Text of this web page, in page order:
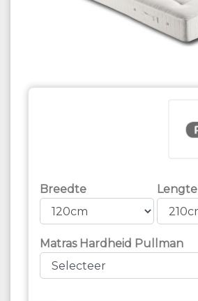
Breedte Lengte
Matras Hardheid Pullman